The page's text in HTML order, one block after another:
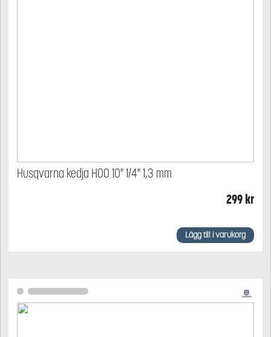
Husqvarna kedja H00 10" 1/4" 1,3 mm
299kr
Lägg till i varukorg